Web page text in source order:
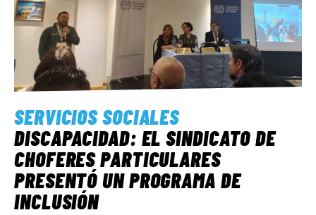
SERVICIOS SOCIALES
DISCAPACIDAD: EL SINDICATO DE
CHOFERES PARTICULARES
PRESENTÓ UN PROGRAMA DE
INCLUSIÓN